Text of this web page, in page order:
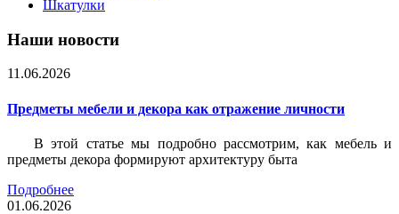
Шкатулки
Наши новости
11.06.2026
Предметы мебели и декора как отражение личности
В этой статье мы подробно рассмотрим, как мебель и
предметы декора формируют архитектуру быта
Подробнее
01.06.2026